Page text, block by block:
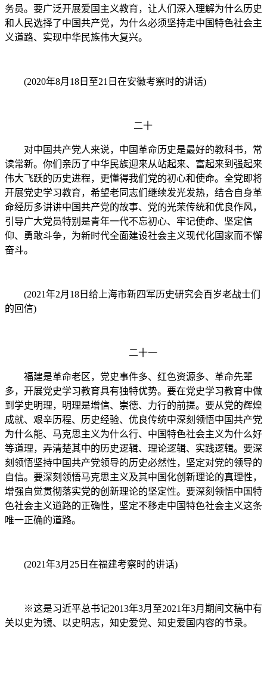
务员。要广泛开展爱国主义教育，让人们深入理解为什么历史
和人民选择了中国共产党，为什么必须坚持走中国特色社会主
义道路、实现中华民族伟大复兴。
(2020年8月18日至21日在安徽考察时的讲话)
二十
对中国共产党人来说，中国革命历史是最好的教科书，常
读常新。你们亲历了中华民族迎来从站起来、富起来到强起来
伟大飞跃的历史进程，更懂得我们党的初心和使命。全党即将
开展党史学习教育，希望老同志们继续发光发热，结合自身革
命经历多讲讲中国共产党的故事、党的光荣传统和优良作风，
引导广大党员特别是青年一代不忘初心、牢记使命、坚定信
仰、勇敢斗争，为新时代全面建设社会主义现代化国家而不懈
奋斗。
(2021年2月18日给上海市新四军历史研究会百岁老战士们
的回信)
二十一
福建是革命老区，党史事件多、红色资源多、革命先辈
多，开展党史学习教育具有独特优势。要在党史学习教育中做
到学史明理，明理是增信、崇德、力行的前提。要从党的辉煌
成就、艰辛历程、历史经验、优良传统中深刻领悟中国共产党
为什么能、马克思主义为什么行、中国特色社会主义为什么好
等道理，弄清楚其中的历史逻辑、理论逻辑、实践逻辑。要深
刻领悟坚持中国共产党领导的历史必然性，坚定对党的领导的
自信。要深刻领悟马克思主义及其中国化创新理论的真理性，
增强自觉贯彻落实党的创新理论的坚定性。要深刻领悟中国特
色社会主义道路的正确性，坚定不移走中国特色社会主义这条
唯一正确的道路。
(2021年3月25日在福建考察时的讲话)
※这是习近平总书记2013年3月至2021年3月期间文稿中有
关以史为镜、以史明志，知史爱党、知史爱国内容的节录。